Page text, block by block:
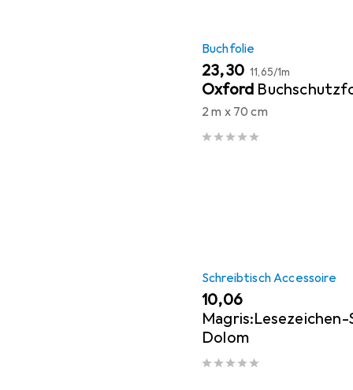
Buchfolie
EUR
23,30 EUR
11,65/1m
Oxford
2 m x 70 cm
Schreibtisch Accessoire
EUR
10,06
Dolom